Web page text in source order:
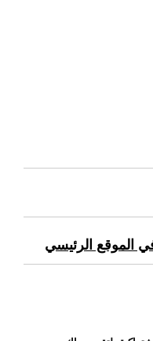
الموقع الرئيسي